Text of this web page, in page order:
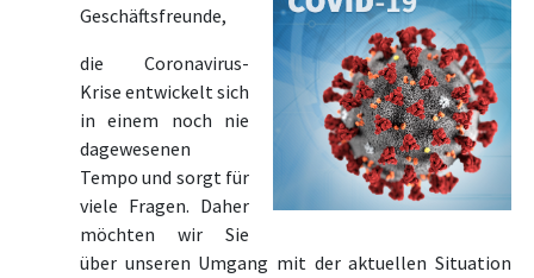
Geschäftsfreunde,
die Coronavirus-
Krise entwickelt sich
in einem noch nie
dagewesenen
Tempo und sorgt für
viele Fragen. Daher
möchten wir Sie
über unseren Umgang mit der aktuellen Situation